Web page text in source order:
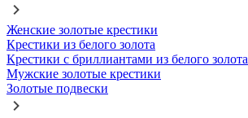
Женские золотые крестики
Крестики из белого золота
Крестики с бриллиантами из белого золота
Мужские золотые крестики
Золотые подвески